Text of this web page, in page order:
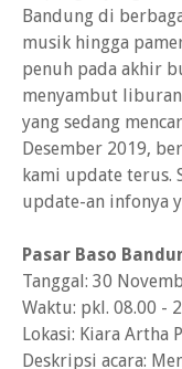
Bandung di
musik hingga
penuh pada akhir
menyambut
yang sedang
Desember 2019,
kami update terus.
update-an infonya
Pasar Baso
Tanggal: 30
Waktu: pkl. 08.00 -
Lokasi: Kiara Artha
Deskripsi acara: